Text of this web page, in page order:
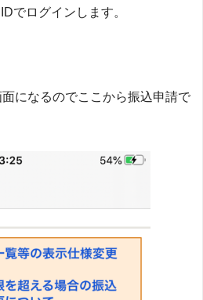
でログインします。
になるのでここから振込申請で